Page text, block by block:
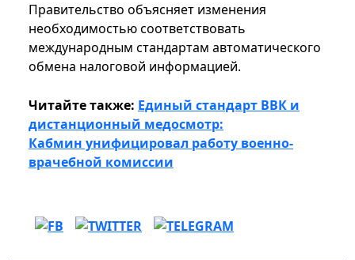
Правительство объясняет изменения
необходимостью соответствовать
международным стандартам автоматического
обмена налоговой информацией.
Читайте также: Единый стандарт ВВК и
дистанционный медосмотр:
Кабмин унифицировал работу военно-
врачебной комиссии